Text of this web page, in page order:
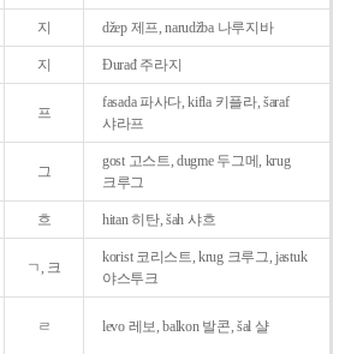
지 džep 제프, narudžba 나루지바
지 Ðurađ 주라지
프
fasada 파사다, kifla 키플라, šaraf
샤라프
그
gost 고스트, dugme 두그메, krug
크루그
흐 hitan 히탄, šah 샤흐
ㄱ, 크
korist 코리스트, krug 크루그, jastuk
야스투크
ㄹ levo 레보, balkon 발콘, šal 샬